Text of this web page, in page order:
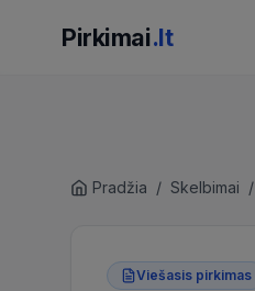
Pirkimai.lt
Pradžia / Skelbimai /
Viešasis pirkimas